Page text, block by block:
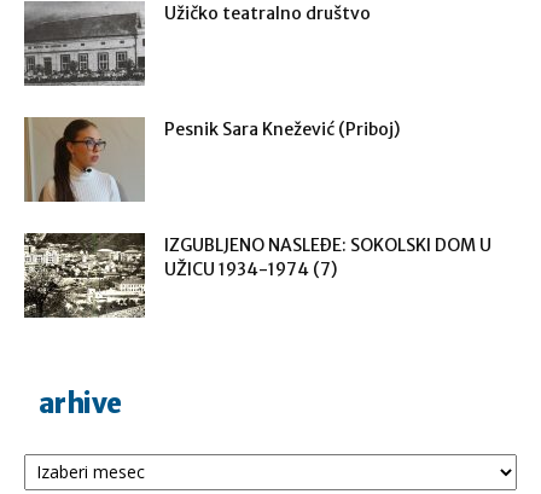
Užičko teatralno društvo
Pesnik Sara Knežević (Priboj)
IZGUBLJENO NASLEĐE: SOKOLSKI DOM U
UŽICU 1934-1974 (7)
arhive
Arhive